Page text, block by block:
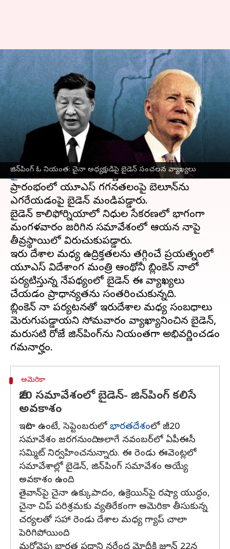
జిన్‌పింగ్‌ ఓ నియంత: చైనా అధ్యక్షుడిపై బైడెన్ సంచలన వ్యాఖ్యలు
జిన్‌పింగ్‌ ఓ నియంత: చైనా
అధ్యక్షుడిపై బైడెన్ సంచలన
వ్యాఖ్యలు
Jun 21, 2023
ఈ వార్తాకథనం ఏంటి
చైనా అధ్యక్షుడు జిన్‌పింగ్‌ను అమెరికా అధ్యక్షుడుజో
బైడెన్'నియంత'గా అభివర్ణించారు. ఈ ఏడాది
ప్రారంభంలో యూఎస్‌ గగనతలంపై బెలూన్‌ను
ఎగరేయడంపై బైడెన్ మండిపడ్డారు.
బైడెన్ కాలిఫోర్నియాలో నిధుల సేకరణలో భాగంగా
మంగళవారం జరిగిన సమావేశంలో ఆయన చైనాపై
తీవ్రస్థాయిలో విరుచుకుపడ్డారు.
ఇరు దేశాల మధ్య ఉద్రిక్తతలను తగ్గించే ప్రయత్నంలో
యూఎస్ విదేశాంగ మంత్రి ఆంథోనీ బ్లింకెన్ చైనాలో
పర్యటిస్తున్న నేపథ్యంలో బైడెన్ ఈ వ్యాఖ్యలు
చేయడం ప్రాధాన్యతను సంతరించుకున్నది.
బ్లింకెన్ చైనా పర్యటనతో ఇరుదేశాల మధ్య సంబధాలు
మెరుగుపడ్డాయని సోమవారం వ్యాఖ్యానించిన బైడెన్,
మరుసటి రోజే జిన్‌పింగ్‌ను నియంతగా అభివర్ణించడం
అమెరికా
జీ20 సమావేశంలో బైడెన్- జిన్‌పింగ్ కలిసే
అవకాశం
ఇదిలా ఉంటే, సెప్టెంబరులో భారతదేశంలో జీ20
సమావేశం జరగనుంది. అలాగే నవంబర్‌లో ఏపీఈసీ
సమ్మిట్ నిర్వహించనున్నారు. ఈ రెండు ఈవెంట్లలో
సమావేశాల్లో బైడెన్, జిన్‌పింగ్ సమావేశం అయ్యే
అవకాశం ఉంది.
తైవాన్‌పై చైనా ఉక్కుపాదం, ఉక్రెయిన్‌పై రష్యా యుద్ధం,
చైనా చిప్ పరిశ్రమకు వ్యతిరేకంగా అమెరికా తీసుకున్న
చర్యలతో సహా రెండు దేశాల మధ్య గ్యాప్ చాలా
పెరిగిపోయింది.